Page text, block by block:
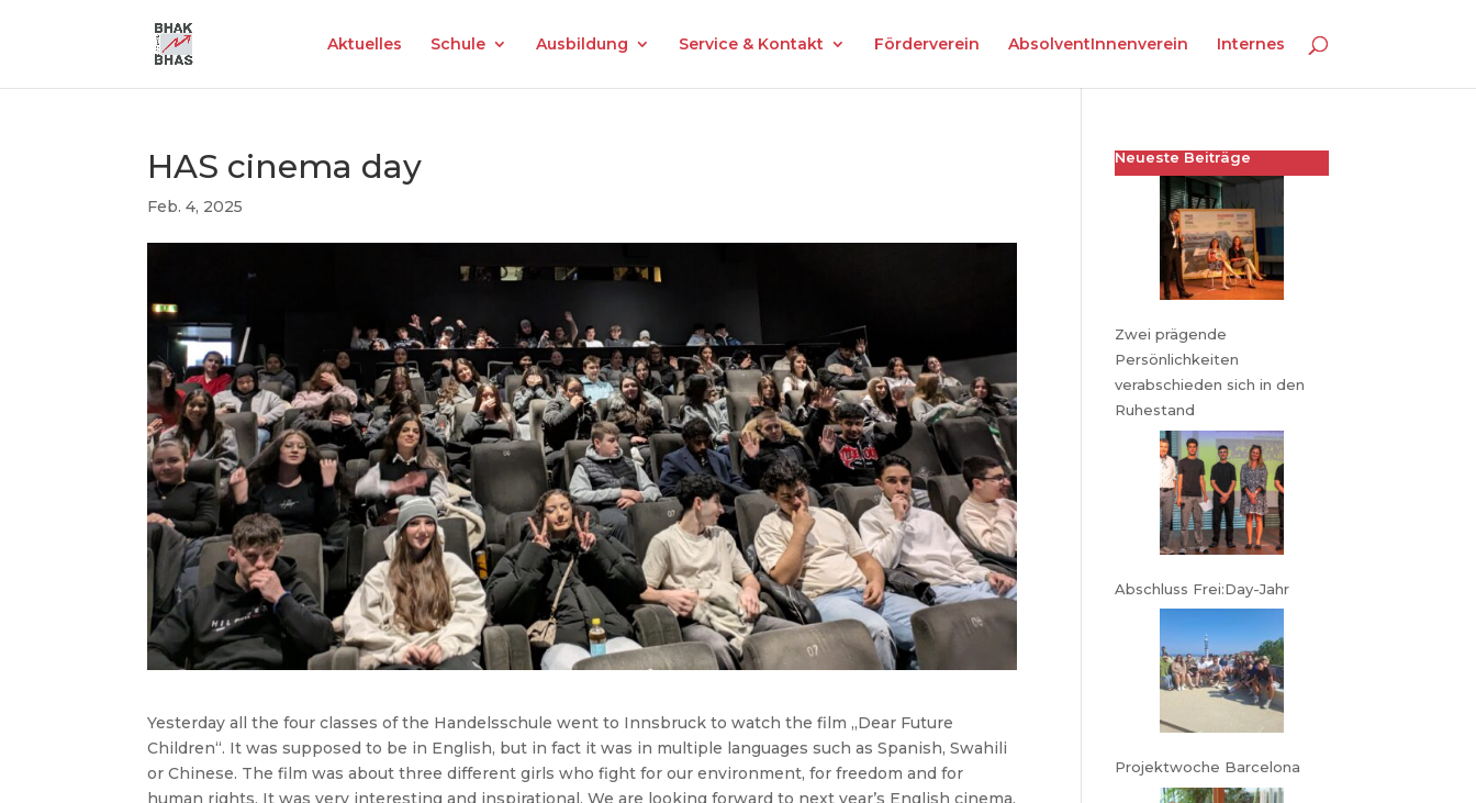
Aktuelles Schule Ausbildung Service & Kontakt Förderverein AbsolventInnenverein Internes
HAS cinema day
Feb. 4, 2025
Yesterday all the four classes of the Handelsschule went to Innsbruck to watch the film „Dear Future
Children“. It was supposed to be in English, but in fact it was in multiple languages such as Spanish, Swahili
or Chinese. The film was about three different girls who fight for our environment, for freedom and for
human rights. It was very interesting and inspirational. We are looking forward to next year’s English cinema.
Neueste Beiträge
Zwei prägende
Persönlichkeiten
verabschieden sich in den
Ruhestand
Abschluss Frei:Day-Jahr
Projektwoche Barcelona